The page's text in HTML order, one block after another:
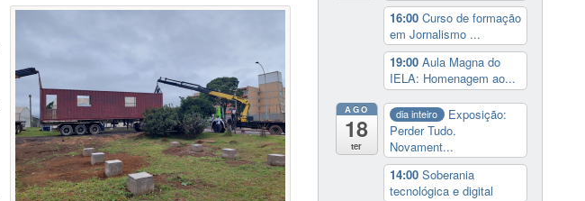
16:00 Curso de formação
em Jornalismo ...
19:00 Aula Magna do
IELA: Homenagem ao...
AGO
18
ter
dia inteiro
Exposição:
Perder Tudo.
Novament...
14:00 Soberania
tecnológica e digital